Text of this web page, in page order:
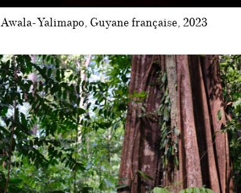
Awala-Yalimapo, Guyane française, 2023